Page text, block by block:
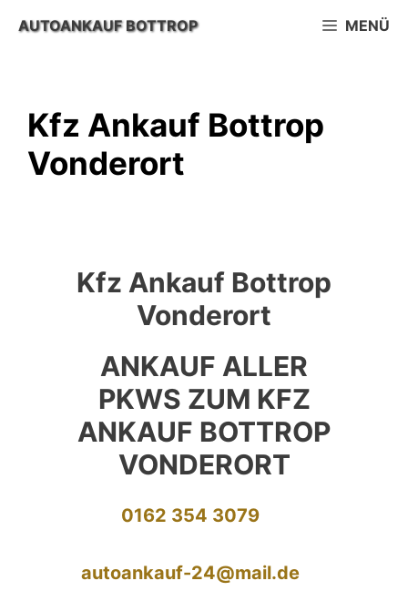
InhaltAUTOANKAUF BOTTROP MENÜ
Kfz Ankauf Bottrop
Vonderort
Kfz Ankauf Bottrop
Vonderort
ANKAUF ALLER
PKWS ZUM KFZ
ANKAUF BOTTROP
VONDERORT
0162 354 3079
autoankauf-24@mail.de